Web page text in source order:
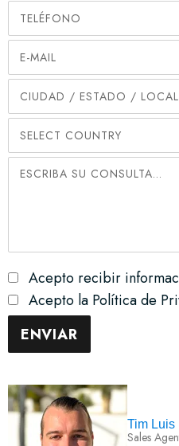
Acepto recibir
Acepto la Política de
Tim Luis
Sales